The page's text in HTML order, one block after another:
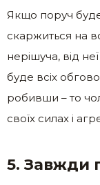
Якщо поруч
скаржиться на
нерішуча, від
буде всіх
робивши – то
своїх силах і
5. Завжди